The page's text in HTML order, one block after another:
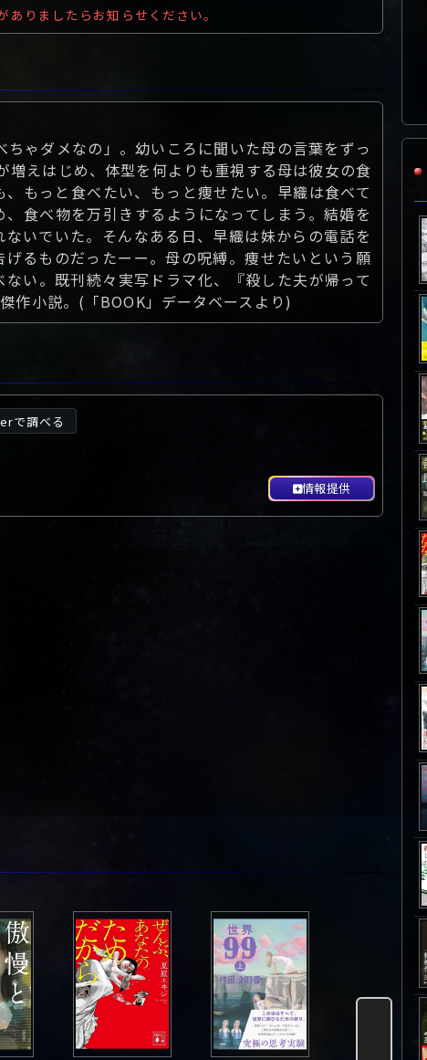
りましたらお知らせください。
ゃダメなの」。幼いころに聞いた母の言葉をずっ
えはじめ、体型を何よりも重視する母は彼女の食
もっと食べたい、もっと痩せたい。早織は食べて
食べ物を万引きするようになってしまう。結婚を
いでいた。そんなある日、早織は妹からの電話を
るものだったーー。母の呪縛。痩せたいという願
い。既刊続々実写ドラマ化、『殺した夫が帰って
作小説。(「BOOK」データベースより)
で調べる
情報提供